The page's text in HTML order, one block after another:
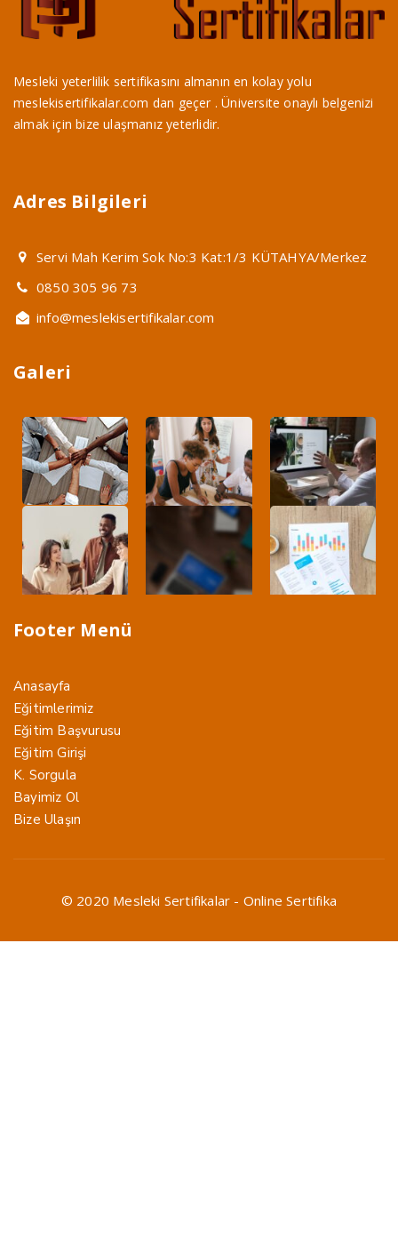
Mesleki yeterlilik sertifikasını almanın en kolay yolu
meslekisertifikalar.com dan geçer . Üniversite onaylı belgenizi
almak için bize ulaşmanız yeterlidir.
Adres Bilgileri
Servi Mah Kerim Sok No:3 Kat:1/3 KÜTAHYA/Merkez
0850 305 96 73
info@meslekisertifikalar.com
Galeri
Footer Menü
Anasayfa
Eğitimlerimiz
Eğitim Başvurusu
Eğitim Girişi
K. Sorgula
Bayimiz Ol
Bize Ulaşın
© 2020 Mesleki Sertifikalar - Online Sertifika